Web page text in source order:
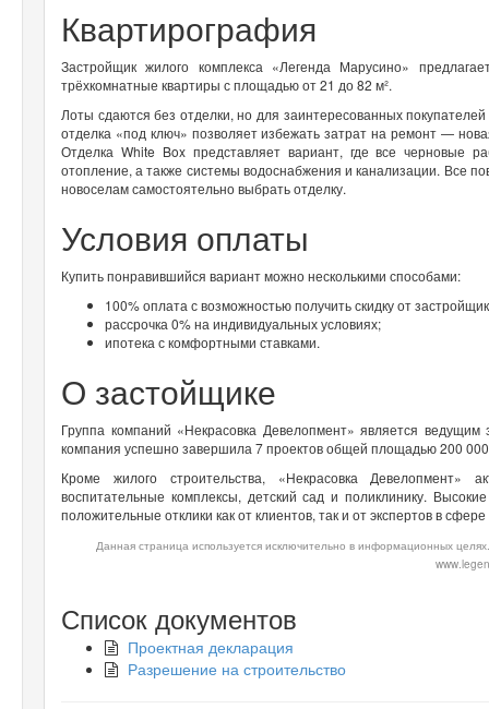
Квартирография
Застройщик жилого комплекса «Легенда Марусино»
трёхкомнатные квартиры с площадью от 21 до 82 м².
Лоты сдаются без отделки, но для заинтересованных
отделка «под ключ» позволяет избежать затрат на ремонт —
Отделка White Box представляет вариант, где все черновые
отопление, а также системы водоснабжения и канализации. Все
новоселам самостоятельно выбрать отделку.
Условия оплаты
Купить понравившийся вариант можно несколькими способами:
100% оплата с возможностью получить скидку от
рассрочка 0% на индивидуальных условиях;
ипотека с комфортными ставками.
О застойщике
Группа компаний «Некрасовка Девелопмент» является
компания успешно завершила 7 проектов общей площадью 200
Кроме жилого строительства, «Некрасовка Девелопмент»
воспитательные комплексы, детский сад и поликлинику.
положительные отклики как от клиентов, так и от экспертов в
Данная страница используется исключительно в информационных
Список документов
Проектная декларация
Разрешение на строительство